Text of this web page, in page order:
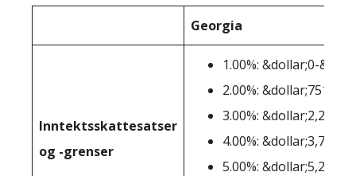
Georgia
Inntektsskattesatser
og -grenser
1.00%: &dollar;0-
2.00%: &dollar;751-
3.00%: &dollar;2,251-
4.00%: &dollar;3,751-
5.00%: &dollar;5,251-